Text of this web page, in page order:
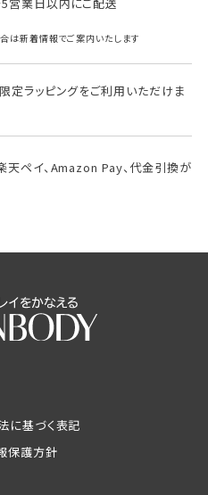
営業日以内にご配送
は新着情報でご案内いたします
定ラッピングをご利用いただけま
天ペイ、Amazon Pay、代金引換が
に基づく表記
保護方針